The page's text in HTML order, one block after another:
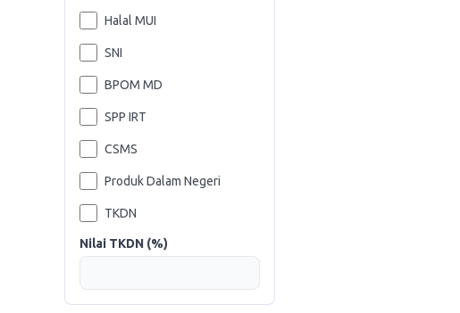
Halal MUI
SNI
BPOM MD
SPP IRT
CSMS
Produk Dalam Negeri
TKDN
Nilai TKDN (%)